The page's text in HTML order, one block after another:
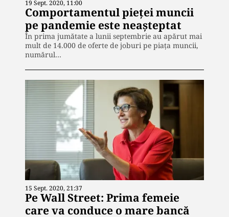
19 Sept. 2020, 11:00
Comportamentul pieței muncii
pe pandemie este neașteptat
În prima jumătate a lunii septembrie au apărut mai
mult de 14.000 de oferte de joburi pe piața muncii,
numărul…
15 Sept. 2020, 21:37
Pe Wall Street: Prima femeie
care va conduce o mare bancă